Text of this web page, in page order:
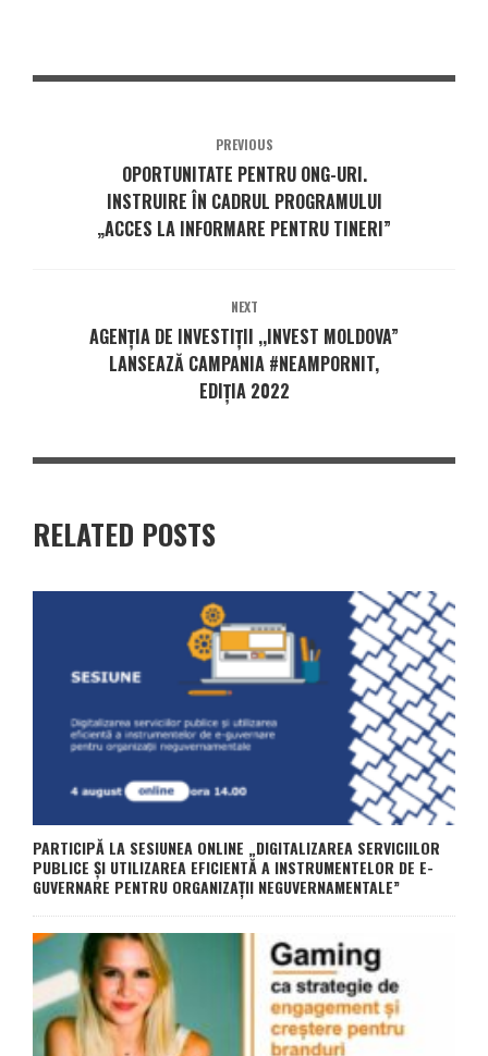
PREVIOUS
OPORTUNITATE PENTRU ONG-URI.
INSTRUIRE ÎN CADRUL PROGRAMULUI
„ACCES LA INFORMARE PENTRU TINERI”
NEXT
AGENȚIA DE INVESTIȚII ,,INVEST MOLDOVA”
LANSEAZĂ CAMPANIA #NEAMPORNIT,
EDIȚIA 2022
RELATED POSTS
PARTICIPĂ LA SESIUNEA ONLINE „DIGITALIZAREA SERVICIILOR
PUBLICE ȘI UTILIZAREA EFICIENTĂ A INSTRUMENTELOR DE E-
GUVERNARE PENTRU ORGANIZAȚII NEGUVERNAMENTALE”